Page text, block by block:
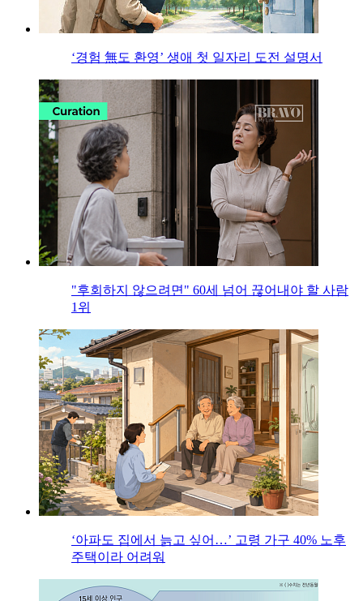
‘경험 無도 환영’ 생애 첫 일자리 도전 설명서
"후회하지 않으려면" 60세 넘어 끊어내야 할 사람
1위
‘아파도 집에서 늙고 싶어…’ 고령 가구 40% 노후
주택이라 어려워